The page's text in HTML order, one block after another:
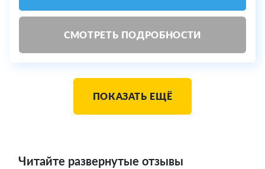
СМОТРЕТЬ ПОДРОБНОСТИ
ПОКАЗАТЬ ЕЩЁ
Читайте развернутые отзывы